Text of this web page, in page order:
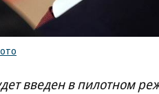
введен в пилотном